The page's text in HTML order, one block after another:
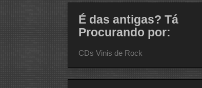
É das antigas? Tá
Procurando por:
CDs Vinis de Rock